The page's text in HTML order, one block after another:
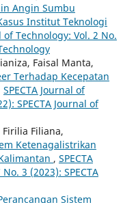
Angin Sumbu
Institut Teknologi
of Technology: Vol. 2 No.
Faisal Manta,
Terhadap Kecepatan
SPECTA Journal of
SPECTA Journal of
Filiana,
Ketenagalistrikan
, SPECTA
3 (2023): SPECTA
Sistem